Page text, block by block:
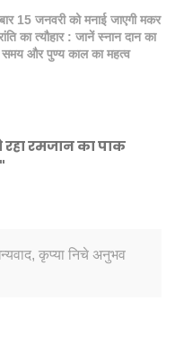
15 जनवरी को मनाई जाएगी मकर
का त्यौहार : जानें स्नान दान का
समय और पुण्य काल का महत्व
रहा रमजान का पाक
कृप्या निचे अनुभव